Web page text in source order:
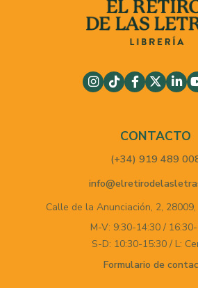
CONTACTO
(+34) 919 489
Calle de la Anunciación, 2, 28009,
M-V: 9:30-14:30 /
S-D: 10:30-15:30 / L:
Formulario de